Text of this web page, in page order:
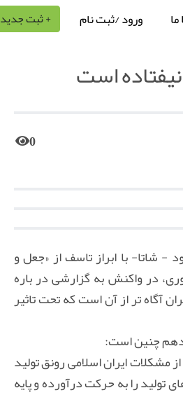
ورود /ثبت نام + ثبت جدید
است
0
شاتا- با ابراز تاسف از «جعل و
در واکنش به گزارشی در باره
آگاه تر از آن است که تحت تاثیر
چنین است:
مشکلات ایران اسلامی رونق تولید
تولید را به حرکت درآورده و پایه